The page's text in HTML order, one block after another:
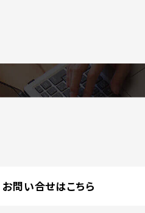
お問い合せはこちら